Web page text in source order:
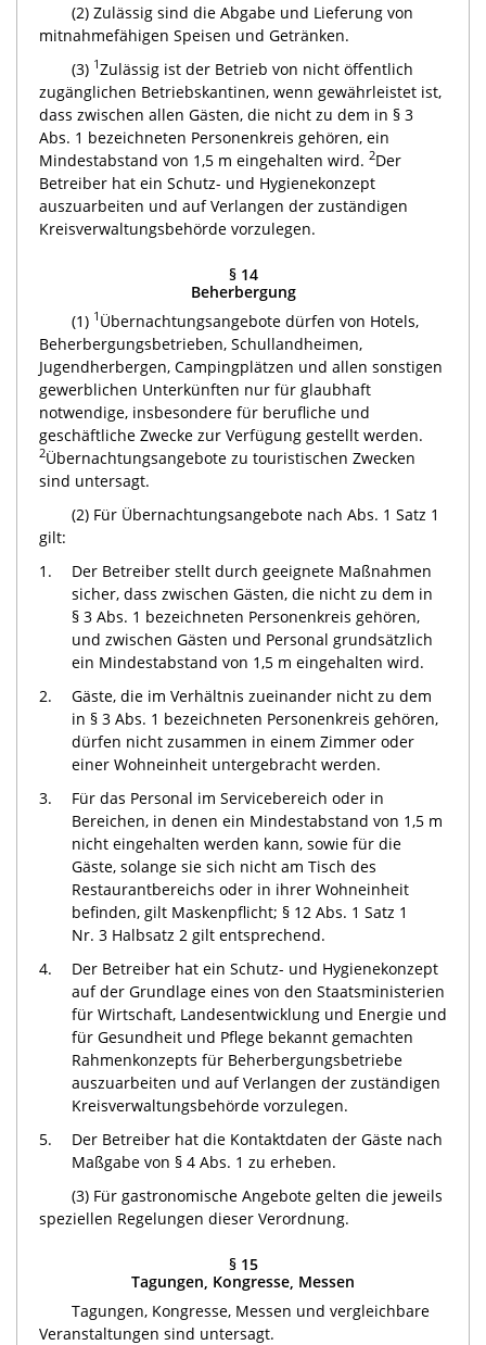
(2) Zulässig sind die Abgabe und Lieferung von
mitnahmefähigen Speisen und Getränken.
(3) 1Zulässig ist der Betrieb von nicht öffentlich
zugänglichen Betriebskantinen, wenn gewährleistet ist,
dass zwischen allen Gästen, die nicht zu dem in § 3
Abs. 1 bezeichneten Personenkreis gehören, ein
Mindestabstand von 1,5 m eingehalten wird. 2Der
Betreiber hat ein Schutz- und Hygienekonzept
auszuarbeiten und auf Verlangen der zuständigen
Kreisverwaltungsbehörde vorzulegen.
§ 14
Beherbergung
(1) 1 Übernachtungsangebote dürfen von Hotels,
Beherbergungsbetrieben, Schullandheimen,
Jugendherbergen, Campingplätzen und allen sonstigen
gewerblichen Unterkünften nur für glaubhaft
notwendige, insbesondere für berufliche und
geschäftliche Zwecke zur Verfügung gestellt werden.
2Übernachtungsangebote zu touristischen Zwecken
sind untersagt.
(2) Für Übernachtungsangebote nach Abs. 1 Satz 1
gilt:
1.
Der Betreiber stellt durch geeignete Maßnahmen
sicher, dass zwischen Gästen, die nicht zu dem in
§ 3 Abs. 1 bezeichneten Personenkreis gehören,
und zwischen Gästen und Personal grundsätzlich
ein Mindestabstand von 1,5 m eingehalten wird.
2.
Gäste, die im Verhältnis zueinander nicht zu dem
in § 3 Abs. 1 bezeichneten Personenkreis gehören,
dürfen nicht zusammen in einem Zimmer oder
einer Wohneinheit untergebracht werden.
3.
Für das Personal im Servicebereich oder in
Bereichen, in denen ein Mindestabstand von 1,5 m
nicht eingehalten werden kann, sowie für die
Gäste, solange sie sich nicht am Tisch des
Restaurantbereichs oder in ihrer Wohneinheit
befinden, gilt Maskenpflicht; § 12 Abs. 1 Satz 1
Nr. 3 Halbsatz 2 gilt entsprechend.
4.
Der Betreiber hat ein Schutz- und Hygienekonzept
auf der Grundlage eines von den Staatsministerien
für Wirtschaft, Landesentwicklung und Energie und
für Gesundheit und Pflege bekannt gemachten
Rahmenkonzepts für Beherbergungsbetriebe
auszuarbeiten und auf Verlangen der zuständigen
Kreisverwaltungsbehörde vorzulegen.
5.
Der Betreiber hat die Kontaktdaten der Gäste nach
Maßgabe von § 4 Abs. 1 zu erheben.
(3) Für gastronomische Angebote gelten die jeweils
speziellen Regelungen dieser Verordnung.
§ 15
Tagungen, Kongresse, Messen
Tagungen, Kongresse, Messen und vergleichbare
Veranstaltungen sind untersagt.